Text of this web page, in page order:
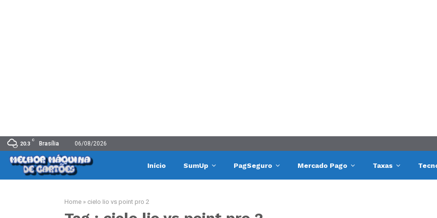
20.3
C
Brasília 06/08/2026
Início SumUp PagSeguro Mercado Pago Taxas
Home » cielo lio vs point pro 2